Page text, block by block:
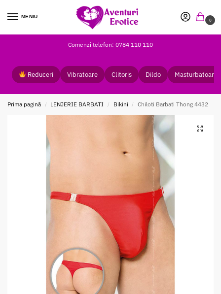
MENIU
0
Comenzi telefon: 0784 110 110
Reduceri Vibratoare Clitoris Dildo Masturbatoare
Prima pagină / LENJERIE BARBATI / Bikini / Chiloti Barbati Thong 4432